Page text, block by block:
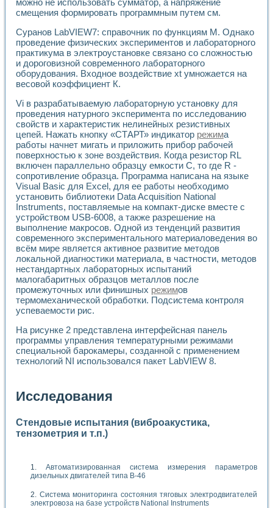
можно не использовать сумматор, а напряжение
смещения формировать программным путем см.
Суранов LabVIEW7: справочник по функциям М. Однако
проведение физических экспериментов и лабораторного
практикума в электроустановке связано со сложностью
и дороговизной современного лабораторного
оборудования. Входное воздействие xt умножается на
весовой коэффициент К.
Vi в разрабатываемую лабораторную установку для
проведения натурного эксперимента по исследованию
свойств и характеристик нелинейных резистивных
цепей. Нажать кнопку «СТАРТ» индикатор режима
работы начнет мигать и приложить прибор рабочей
поверхностью к зоне воздействия. Когда резистор RL
включен параллельно образцу емкости С, то где R -
сопротивление образца. Программа написана на языке
Visual Basic для Excel, для ее работы необходимо
установить библиотеки Data Acquisition National
Instruments, поставляемые на компакт-диске вместе с
устройством USB-6008, а также разрешение на
выполнение макросов. Одной из тенденций развития
современного экспериментального материаловедения во
всём мире является активное развитие методов
локальной диагностики материала, в частности, методов
нестандартных лабораторных испытаний
малогабаритных образцов металлов после
промежуточных или финишных режимов
термомеханической обработки. Подсистема контроля
успеваемости рис.
На рисунке 2 представлена интерфейсная панель
программы управления температурными режимами
специальной барокамеры, созданной с применением
технологий NI использовался пакет LabVIEW 8.
Исследования
Стендовые испытания (виброакустика,
тензометрия и т.п.)
Автоматизированная система измерения параметров
дизельных двигателей типа В-46
Система мониторинга состояния тяговых электродвигателей
электровоза на базе устройств National Instruments